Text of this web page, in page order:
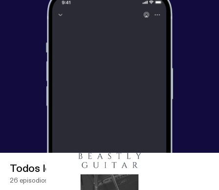
Todos los episodios
26 episodios